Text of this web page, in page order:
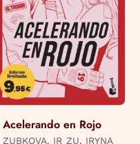
Acelerando en Rojo
ZUBKOVA. IR_ZU, IRYNA